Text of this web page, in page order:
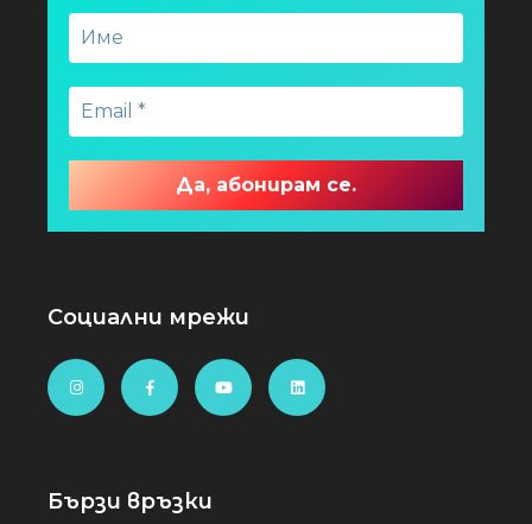
Социални мрежи
Бързи връзки